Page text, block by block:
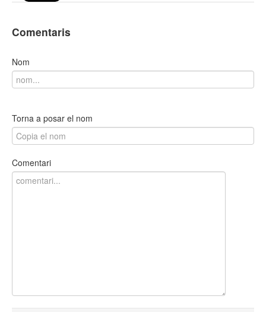
Comentaris
Nom
Torna a posar el nom
Comentari